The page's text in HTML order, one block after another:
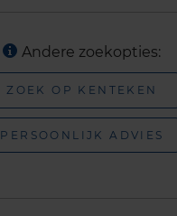
Andere zoekopties:
ZOEK OP KENTEKEN
PERSOONLIJK ADVIES